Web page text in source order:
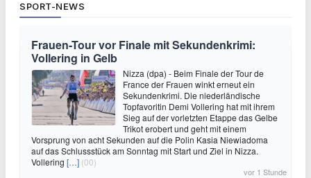
SPORT-NEWS
Frauen-Tour vor Finale mit Sekundenkrimi:
Vollering in Gelb
Nizza (dpa) - Beim Finale der Tour de
France der Frauen winkt erneut ein
Sekundenkrimi. Die niederländische
Topfavoritin Demi Vollering hat mit ihrem
Sieg auf der vorletzten Etappe das Gelbe
Trikot erobert und geht mit einem
Vorsprung von acht Sekunden auf die Polin Kasia Niewiadoma
auf das Schlussstück am Sonntag mit Start und Ziel in Nizza.
Vollering […] (00)
vor 1 Stunde